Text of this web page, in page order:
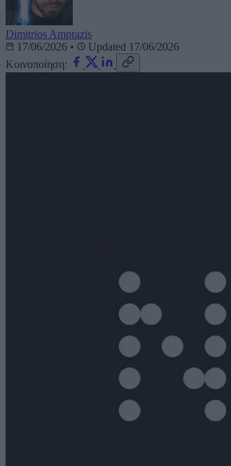
Dimitrios Amprazis
17/06/2026 •
Updated 17/06/2026
Κοινοποίηση: